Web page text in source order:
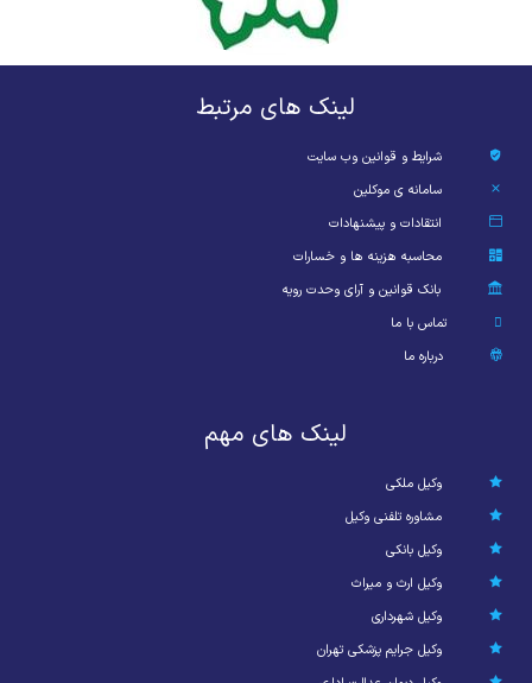
لینک های مرتبط
شرایط و قوانین وب سایت
سامانه ی موکلین
انتقادات و پیشنهادات
محاسبه هزینه ها و خسارات
بانک قوانین و آرای وحدت رویه
تماس با ما
درباره ما
لینک های مهم
وکیل ملکی
مشاوره تلفنی وکیل
وکیل بانکی
وکیل ارث و میراث
وکیل شهرداری
وکیل جرایم پزشکی تهران